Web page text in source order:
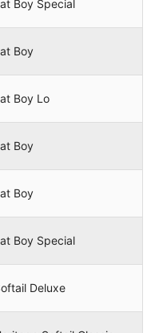
Cross Bones
Fat Boy Lo
Boy Special
Boy
Boy Lo
Boy
Boy
Boy Special
Deluxe